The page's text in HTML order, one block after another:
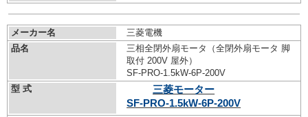
メーカー名
三菱電機
品名
三相全閉外扇モータ（全閉外扇モータ 脚
取付 200V 屋外）
SF-PRO-1.5kW-6P-200V
型 式
三菱モーター
SF-PRO-1.5kW-6P-200V